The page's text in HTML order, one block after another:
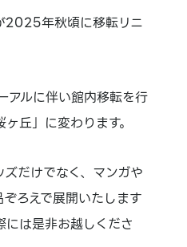
2025年秋頃に移転リニ
アルに伴い館内移転を行
丘」に変わります。
だけでなく、マンガや
ろえで展開いたします
は是非お越しくださ